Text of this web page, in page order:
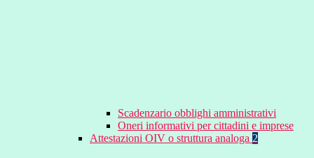
Scadenzario obblighi amministrativi
Oneri informativi per cittadini e imprese
Attestazioni OIV o struttura analoga 2